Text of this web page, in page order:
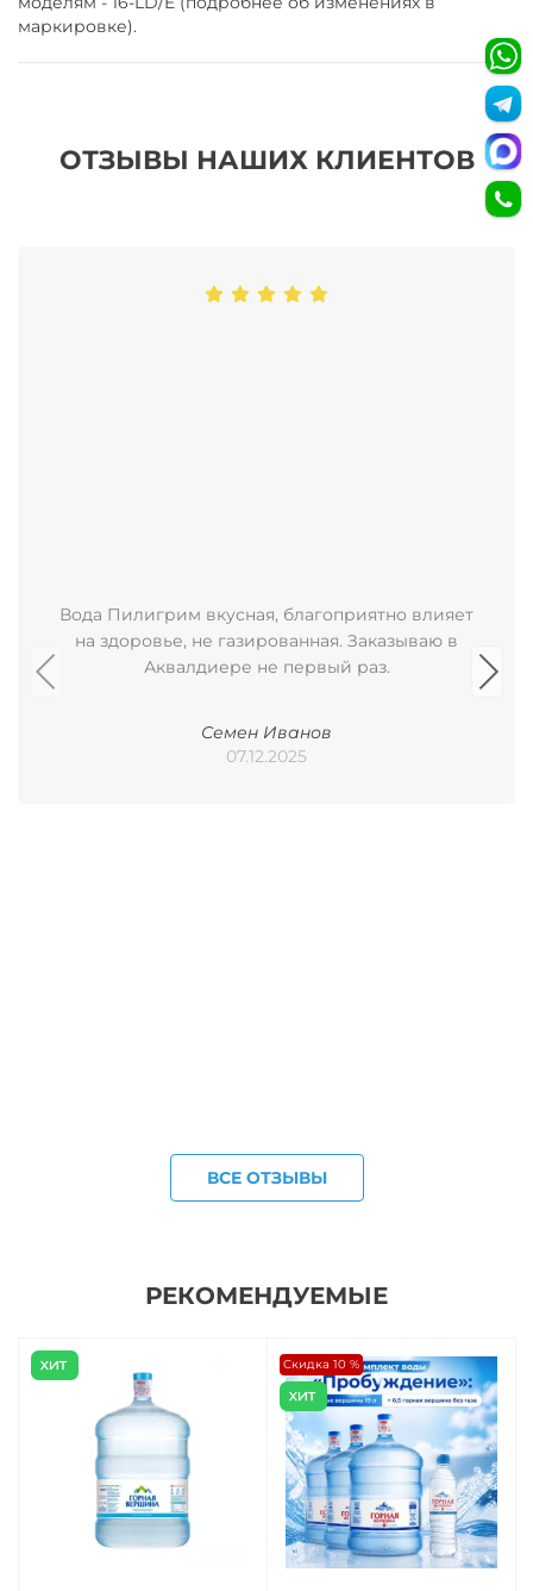
маркировке).
ОТЗЫВЫ НАШИХ КЛИЕНТОВ
Вода Пилигрим вкусная, благоприятно влияет
на здоровье, не газированная. Заказываю в
Аквалдиере не первый раз.
Семен Иванов
07.12.2025
ВСЕ ОТЗЫВЫ
РЕКОМЕНДУЕМЫЕ
Скидка 10 %